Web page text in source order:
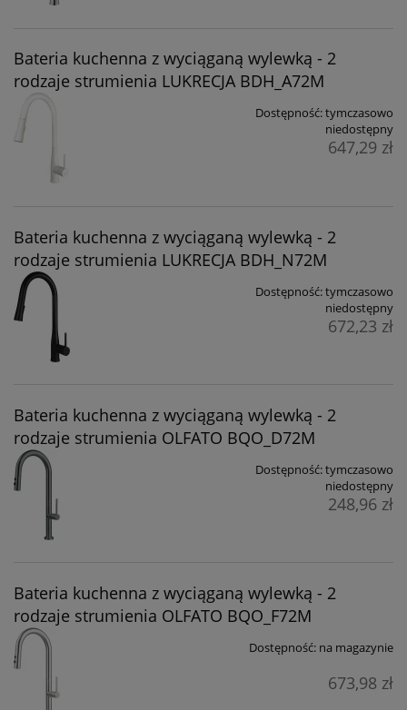
Bateria kuchenna z wyciąganą wylewką - 2
rodzaje strumienia LUKRECJA BDH_A72M
Dostępność:tymczasowo
niedostępny
647,29 zł
Bateria kuchenna z wyciąganą wylewką - 2
rodzaje strumienia LUKRECJA BDH_N72M
Dostępność:tymczasowo
niedostępny
672,23 zł
Bateria kuchenna z wyciąganą wylewką - 2
rodzaje strumienia OLFATO BQO_D72M
Dostępność:tymczasowo
niedostępny
248,96 zł
Bateria kuchenna z wyciąganą wylewką - 2
rodzaje strumienia OLFATO BQO_F72M
Dostępność: na magazynie
673,98 zł